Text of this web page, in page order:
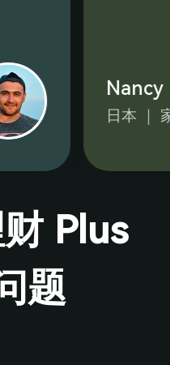
Nancy
日本 ｜
Plus
题